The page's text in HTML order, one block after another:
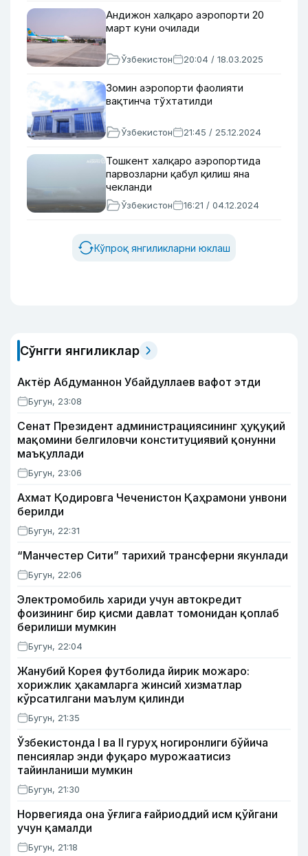
Андижон халқаро аэропорти 20
март куни очилади
Ўзбекистон 20:04 / 18.03.2025
Зомин аэропорти фаолияти
вақтинча тўхтатилди
Ўзбекистон 21:45 / 25.12.2024
Тошкент халқаро аэропортида
парвозларни қабул қилиш яна
чекланди
Ўзбекистон 16:21 / 04.12.2024
Кўпроқ янгиликларни юклаш
Сўнгги янгиликлар
Актёр Абду­маннон Убайдуллаев вафот этди
Бугун, 23:08
Сенат Президент администрациясининг ҳуқуқий
мақомини белгиловчи конституциявий қонунни
маъқуллади
Бугун, 23:06
Ахмат Қодировга Чеченистон Қаҳрамони унвони
берилди
Бугун, 22:31
“Манчестер Сити” тарихий трансферни якунлади
Бугун, 22:06
Электромобиль хариди учун автокредит
фоизининг бир қисми давлат томонидан қоплаб
берилиши мумкин
Бугун, 22:04
Жанубий Корея футболида йирик можаро:
хорижлик ҳакамларга жинсий хизматлар
кўрсатилгани маълум қилинди
Бугун, 21:35
Ўзбекистонда I ва II гуруҳ ногиронлиги бўйича
пенсиялар энди фуқаро мурожаатисиз
тайинланиши мумкин
Бугун, 21:30
Норвегияда она ўғлига ғайриоддий исм қўйгани
учун қамалди
Бугун, 21:18